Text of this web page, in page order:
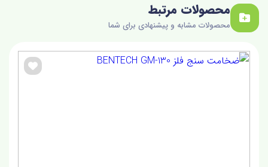
محصولات مرتبط
محصولات مشابه و پیشنهادی برای شما